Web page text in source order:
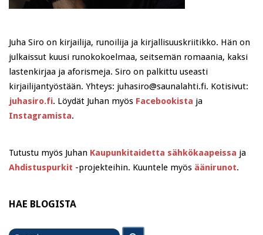
Juha Siro on kirjailija, runoilija ja kirjallisuuskriitikko. Hän on
julkaissut kuusi runokokoelmaa, seitsemän romaania, kaksi
lastenkirjaa ja aforismeja. Siro on palkittu useasti
kirjailijantyöstään. Yhteys: juhasiro@saunalahti.fi. Kotisivut:
juhasiro.fi. Löydät Juhan myös Facebookista ja
Instagramista.
Tutustu myös Juhan Kaupunkitaidetta sähkökaapeissa ja
Ahdistuspurkit -projekteihin. Kuuntele myös äänirunot.
HAE BLOGISTA
Search